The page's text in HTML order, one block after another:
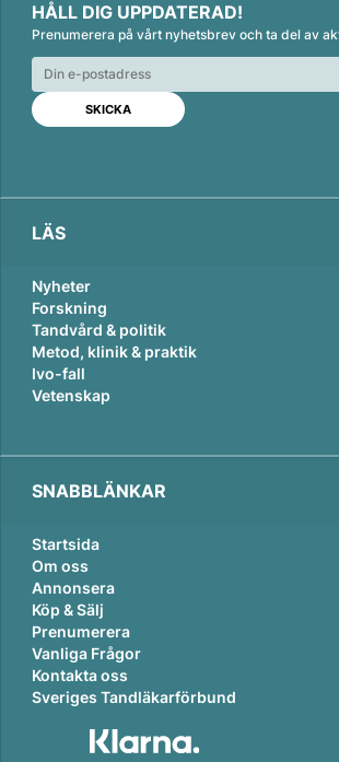
n
k
e
d
n
c
e
b
o
o
k
a
i
l
HÅLL DIG UPPDATERAD!
Prenumerera på vårt nyhetsbrev och ta del av
LÄS
Nyheter
Forskning
Tandvård & politik
Metod, klinik & praktik
Ivo-fall
Vetenskap
SNABBLÄNKAR
Startsida
Om oss
Annonsera
Köp & Sälj
Prenumerera
Vanliga Frågor
Kontakta oss
Sveriges Tandläkarförbund